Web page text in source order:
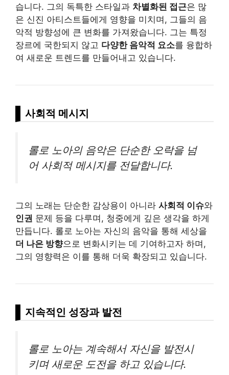
습니다. 그의 독특한 스타일과 차별화된 접근은 많
은 신진 아티스트들에게 영향을 미치며, 그들의 음
악적 방향성에 큰 변화를 가져왔습니다. 그는 특정
장르에 국한되지 않고 다양한 음악적 요소를 융합하
여 새로운 트렌드를 만들어내고 있습니다.
사회적 메시지
롤로 노아의 음악은 단순한 오락을 넘
어 사회적 메시지를 전달합니다.
그의 노래는 단순한 감상용이 아니라 사회적 이슈와
인권 문제 등을 다루며, 청중에게 깊은 생각을 하게
만듭니다. 롤로 노아는 자신의 음악을 통해 세상을
더 나은 방향으로 변화시키는 데 기여하고자 하며,
그의 영향력은 이를 통해 더욱 확장되고 있습니다.
지속적인 성장과 발전
롤로 노아는 계속해서 자신을 발전시
키며 새로운 도전을 하고 있습니다.